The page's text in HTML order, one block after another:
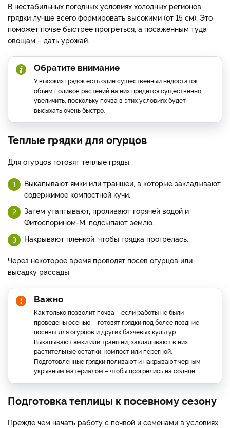
В нестабильных погодных условиях холодных регионов
грядки лучше всего формировать высокими (от 15 см). Это
поможет почве быстрее прогреться, а посаженным туда
овощам – дать урожай.
Обратите внимание
У высоких грядок есть один существенный недостаток:
объем поливов растений на них придется существенно
увеличить, поскольку почва в этих условиях будет
высыхать очень быстро.
Теплые грядки для огурцов
Для огурцов готовят теплые гряды.
Выкапывают ямки или траншеи, в которые закладывают
содержимое компостной кучи.
Затем утаптывают, проливают горячей водой и
Фитоспорином-М, подсыпают землю.
Накрывают пленкой, чтобы грядка прогрелась.
Через некоторое время проводят посев огурцов или
высадку рассады.
Важно
Как только позволит почва – если работы не были
проведены осенью – готовят грядки под более поздние
посевы: для огурцов и других бахчевых культур.
Выкапывают ямки или траншеи, закладывают в них
растительные остатки, компост или перегной.
Подготовленные грядки поливают и накрывают черным
укрывным материалом – чтобы прогрелись на солнце.
Подготовка теплицы к посевному сезону
Прежде чем начать работу с почвой и семенами в условиях